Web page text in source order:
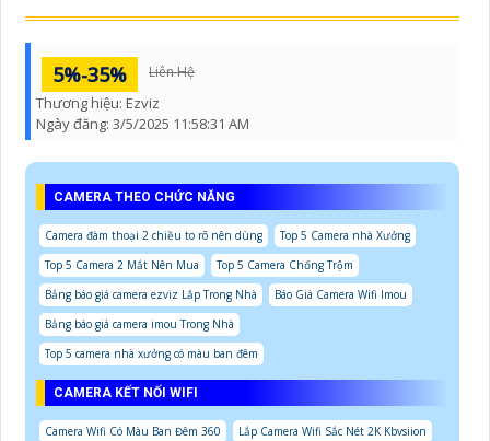
5%-35% Liên Hệ
Thương hiệu: Ezviz
Ngày đăng: 3/5/2025 11:58:31 AM
CAMERA THEO CHỨC NĂNG
Camera đàm thoại 2 chiều to rõ nên dùng
Top 5 Camera nhà Xưởng
Top 5 Camera 2 Mắt Nên Mua
Top 5 Camera Chống Trộm
Bảng báo giá camera ezviz Lắp Trong Nhà
Báo Giá Camera Wifi Imou
Bảng báo giá camera imou Trong Nhà
Top 5 camera nhà xưởng có màu ban đêm
CAMERA KẾT NỐI WIFI
Camera Wifi Có Màu Ban Đêm 360
Lắp Camera Wifi Sắc Nét 2K Kbvsiion